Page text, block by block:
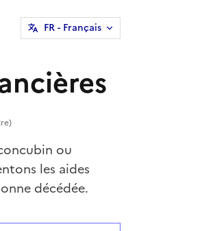
FR- Français
ou
les aides
décédée.